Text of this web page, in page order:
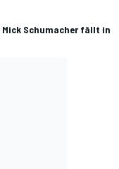
Schumacher fällt in